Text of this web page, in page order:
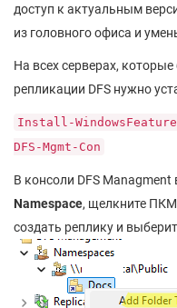
доступ к актуальным
из головного офиса и
На всех серверах,
репликации DFS нужно
Install-
DFS-Mgmt-Con
В консоли DFS
Namespace, щелкните ПКМ
создать реплику и